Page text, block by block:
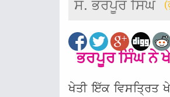
ਸ. ਭਰਪੂਰ ਸਿੰਘ
ਭਰਪੂਰ ਸਿੰਘ ਨੇ
ਖੇਤੀ ਇੱਕ ਵਿਸਤ੍ਰਿਤ